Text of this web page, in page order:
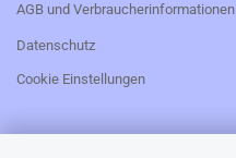
AGB und Verbraucherinformationen
Datenschutz
Cookie Einstellungen